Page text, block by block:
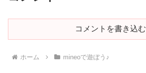
コメントを書き込む
ホーム mineoで遊ぼう♪